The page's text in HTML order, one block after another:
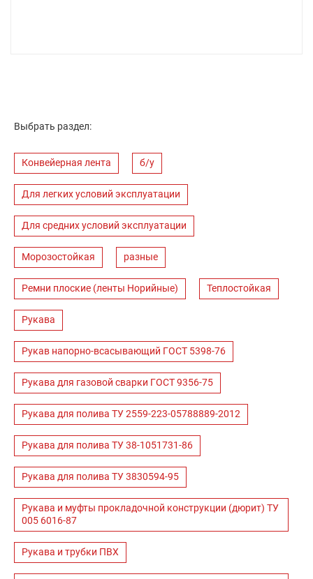
Выбрать раздел:
Конвейерная лента б/у
Для легких условий эксплуатации
Для средних условий эксплуатации
Морозостойкая разные
Ремни плоские (ленты Норийные) Теплостойкая
Рукава
Рукав напорно-всасывающий ГОСТ 5398-76
Рукава для газовой сварки ГОСТ 9356-75
Рукава для полива ТУ 2559-223-05788889-2012
Рукава для полива ТУ 38-1051731-86
Рукава для полива ТУ 3830594-95
Рукава и муфты прокладочной конструкции (дюрит) ТУ
005 6016-87
Рукава и трубки ПВХ